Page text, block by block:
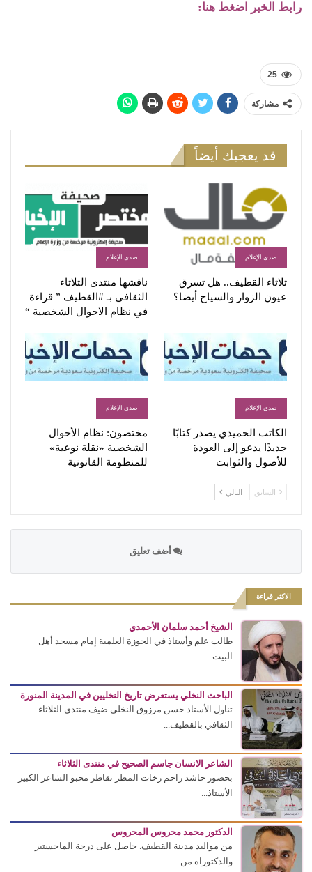
رابط الخبر اضغط هنا:
25
مشاركة
قد يعجبك أيضاً
صدى الإعلام
ثلاثاء القطيف.. هل تسرق
عيون الزوار والسياح أيضا؟
صدى الإعلام
ناقشها منتدى الثلاثاء
الثقافي بـ #القطيف ” قراءة
في نظام الاحوال الشخصية “
صدى الإعلام
الكاتب الحميدي يصدر كتابًا
جديدًا يدعو إلى العودة
للأصول والثوابت
صدى الإعلام
مختصون: نظام الأحوال
الشخصية «نقلة نوعية»
للمنظومة القانونية
السابق التالي
أضف تعليق
الاكثر قراءة
الشيخ أحمد سلمان الأحمدي
طالب علم وأستاذ في الحوزة العلمية إمام مسجد أهل
البيت...
الباحث النخلي يستعرض تاريخ النخليين في المدينة المنورة
تناول الأستاذ حسن مرزوق النخلي ضيف منتدى الثلاثاء
الثقافي بالقطيف...
الشاعر الانسان جاسم الصحيح في منتدى الثلاثاء
بحضور حاشد زاحم زخات المطر تقاطر محبو الشاعر الكبير
الأستاذ...
الدكتور محمد محروس المحروس
من مواليد مدينة القطيف. حاصل على درجة الماجستير
والدكتوراه من...